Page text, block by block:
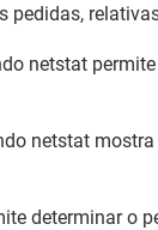
netstat
netstat
determinar o